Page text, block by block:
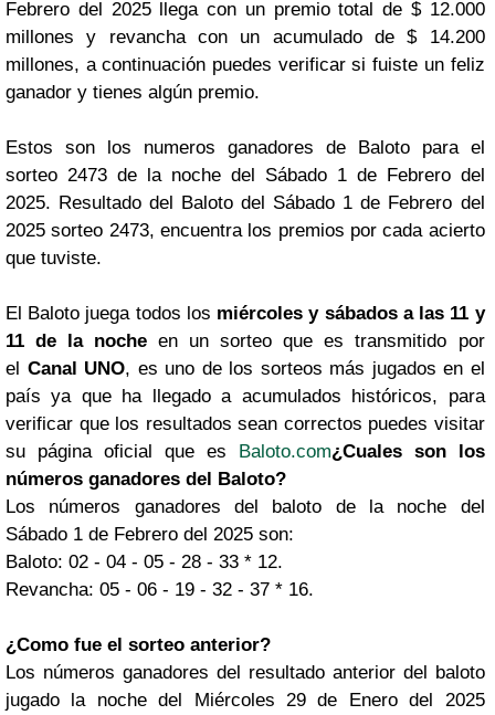
Febrero del 2025 llega con un premio total de $ 12.000
millones y revancha con un acumulado de $ 14.200
millones, a continuación puedes verificar si fuiste un feliz
ganador y tienes algún premio.
Estos son los numeros ganadores de Baloto para el
sorteo 2473 de la noche del Sábado 1 de Febrero del
2025. Resultado del Baloto del Sábado 1 de Febrero del
2025 sorteo 2473, encuentra los premios por cada acierto
que tuviste.
El Baloto juega todos los miércoles y sábados a las 11 y
11 de la noche en un sorteo que es transmitido por
el Canal UNO, es uno de los sorteos más jugados en el
país ya que ha llegado a acumulados históricos, para
verificar que los resultados sean correctos puedes visitar
su página oficial que es Baloto.com¿Cuales son los
números ganadores del Baloto?
Los números ganadores del baloto de la noche del
Sábado 1 de Febrero del 2025 son:
Baloto: 02 - 04 - 05 - 28 - 33 * 12.
Revancha: 05 - 06 - 19 - 32 - 37 * 16.
¿Como fue el sorteo anterior?
Los números ganadores del resultado anterior del baloto
jugado la noche del Miércoles 29 de Enero del 2025